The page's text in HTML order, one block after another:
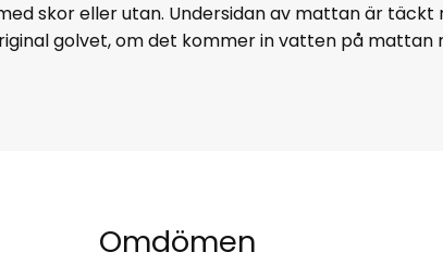
skor eller utan. Undersidan av mattan är
golvet, om det kommer in vatten på mattan
Omdömen